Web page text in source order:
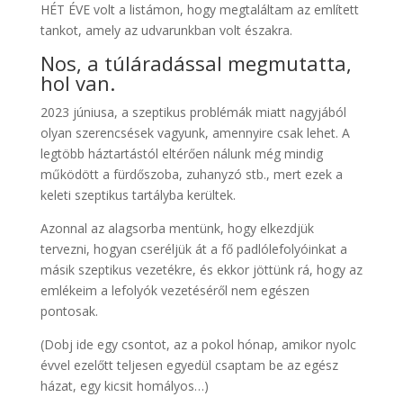
HÉT ÉVE volt a listámon, hogy megtaláltam az említett
tankot, amely az udvarunkban volt északra.
Nos, a túláradással megmutatta,
hol van.
2023 júniusa, a szeptikus problémák miatt nagyjából
olyan szerencsések vagyunk, amennyire csak lehet. A
legtöbb háztartástól eltérően nálunk még mindig
működött a fürdőszoba, zuhanyzó stb., mert ezek a
keleti szeptikus tartályba kerültek.
Azonnal az alagsorba mentünk, hogy elkezdjük
tervezni, hogyan cseréljük át a fő padlólefolyóinkat a
másik szeptikus vezetékre, és ekkor jöttünk rá, hogy az
emlékeim a lefolyók vezetéséről nem egészen
pontosak.
(Dobj ide egy csontot, az a pokol hónap, amikor nyolc
évvel ezelőtt teljesen egyedül csaptam be az egész
házat, egy kicsit homályos…)